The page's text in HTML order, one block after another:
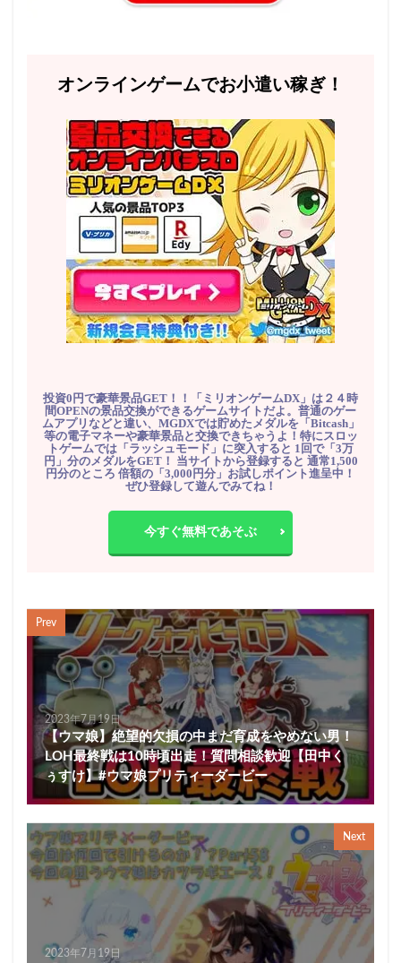
オンラインゲームでお小遣い稼ぎ！
投資0円で豪華景品GET！！「ミリオンゲームDX」は２４時
間OPENの景品交換ができるゲームサイトだよ。普通のゲー
ムアプリなどと違い、MGDXでは貯めたメダルを「Bitcash」
等の電子マネーや豪華景品と交換できちゃうよ！特にスロッ
トゲームでは「ラッシュモード」に突入すると 1回で「3万
円」分のメダルをGET！ 当サイトから登録すると 通常1,500
円分のところ 倍額の「3,000円分」お試しポイント進呈中！
ぜひ登録して遊んでみてね！
今すぐ無料であそぶ
Prev
2023年7月19日
【ウマ娘】絶望的欠損の中まだ育成をやめない男！
LOH最終戦は10時頃出走！質問相談歓迎【田中く
ぅすけ】#ウマ娘プリティーダービー
Next
2023年7月19日